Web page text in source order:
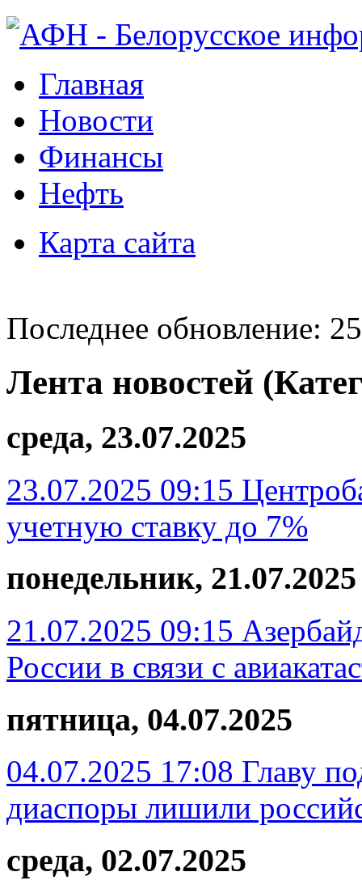
Главная
Новости
Финансы
Нефть
Карта сайта
Последнее обновление:
Лента новостей
среда, 23.07.2025
23.07.2025 09:15
учетную ставку до 7%
понедельник, 21.07.2025
21.07.2025 09:15
России в связи с
пятница, 04.07.2025
04.07.2025 17:08 Главу
диаспоры лишили
среда, 02.07.2025